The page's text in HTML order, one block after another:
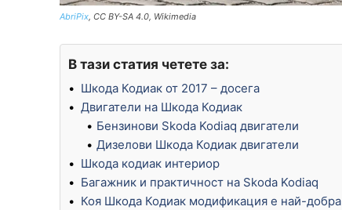
AbriPix , CC BY-SA 4.0, Wikimedia
В тази статия четете за:
Шкода Кодиак от 2017 – досега
Двигатели на Шкода Кодиак
Бензинови Skoda Kodiaq двигатели
Дизелови Шкода Кодиак двигатели
Шкода кодиак интериор
Багажник и практичност на Skoda Kodiaq
Коя Шкода Кодиак модификация е най-добра